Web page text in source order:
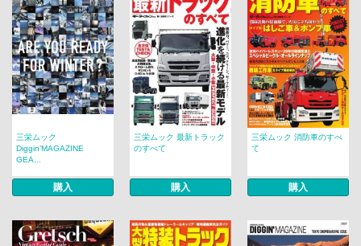
三栄ムック
Diggin’MAGAZINE
GEA...
購入
三栄ムック 最新トラック
のすべて
購入
三栄ムック 消防車のすべ
て
購入